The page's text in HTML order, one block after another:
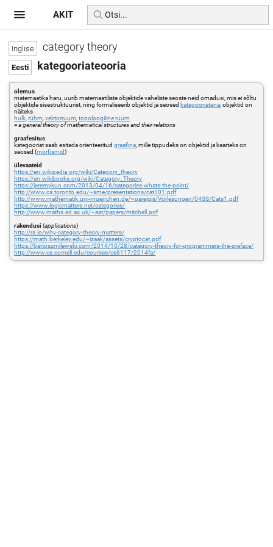
category theory
kategooriateooria
olemus
matemaatika haru, uurib matemaatiliste objektide vaheliste seoste neid omadusi, mis ei sõltu
objektide sisestruktuurist, ning formaliseerib objektid ja seosed kategooriatena; objektid on
näiteks
hulk ,rühm ,vektorruum ,topoloogiline ruum
=a general theory of mathematical structures and their relations
graafesitus
kategooriat saab esitada orienteeritudgraafina , mille tippudeks on objektid ja kaarteks on
seosed (morfismid)
ülevaateid
https://en.wikipedia.org/wiki/Category_theory
https://en.wikibooks.org/wiki/Category_Theory
https://jeremykun.com/2013/04/16/categories-whats-the-point/
http://www.cs.toronto.edu/~sme/presentations/cat101.pdf
http://www.mathematik.uni-muenchen.de/~pareigis/Vorlesungen/04SS/Cats1.pdf
https://www.logicmatters.net/categories/
http://www.maths.ed.ac.uk/~aar/papers/mitchell.pdf
rakendusi (applications)
http://rs.io/why-category-theory-matters/
https://math.berkeley.edu/~izaak/assets/cryptocat.pdf
https://bartoszmilewski.com/2014/10/28/category-theory-for-programmers-the-preface/
http://www.cs.cornell.edu/courses/cs6117/2014fa/
AKIT